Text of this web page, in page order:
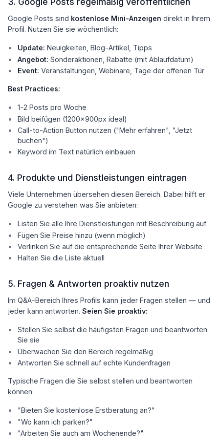
Google Posts sind kostenlose Mini-Anzeigen direkt in Ihrem
Profil. Nutzen Sie sie wöchentlich:
Update: Neuigkeiten, Blog-Artikel, Tipps
Angebot: Sonderaktionen, Rabatte (mit Ablaufdatum)
Event: Veranstaltungen, Webinare, Tage der offenen Tür
Best Practices:
1-2 Posts pro Woche
Bild beifügen (1200x900px ideal)
Call-to-Action Button nutzen ("Mehr erfahren", "Jetzt
buchen")
Keyword im Text natürlich einbauen
4. Produkte und Dienstleistungen eintragen
Viele Unternehmen übersehen diesen Bereich. Dabei hilft er
Google zu verstehen was Sie anbieten:
Listen Sie alle Ihre Dienstleistungen mit Beschreibung auf
Fügen Sie Preise hinzu (wenn möglich)
Verlinken Sie auf die entsprechende Seite Ihrer Website
Halten Sie die Liste aktuell
5. Fragen & Antworten proaktiv nutzen
Im Q&A-Bereich Ihres Profils kann jeder Fragen stellen — und
jeder kann antworten. Seien Sie proaktiv:
Stellen Sie selbst die häufigsten Fragen und beantworten
Sie sie
Überwachen Sie den Bereich regelmäßig
Antworten Sie schnell auf echte Kundenfragen
Typische Fragen die Sie selbst stellen und beantworten
können:
"Bieten Sie kostenlose Erstberatung an?"
"Wo kann ich parken?"
"Arbeiten Sie auch am Wochenende?"